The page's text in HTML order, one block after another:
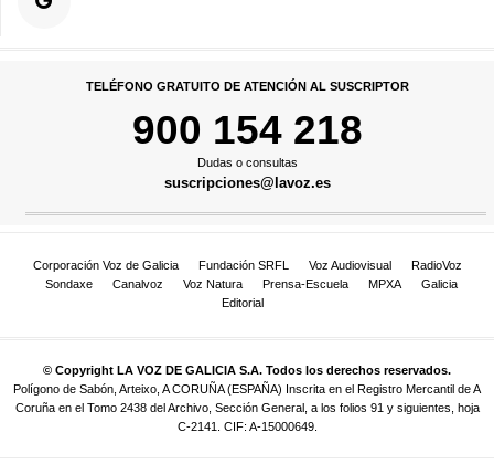
TELÉFONO GRATUITO DE ATENCIÓN AL SUSCRIPTOR
900 154 218
Dudas o consultas
suscripciones@lavoz.es
Corporación Voz de Galicia Fundación SRFL Voz Audiovisual
RadioVoz
Sondaxe
Canalvoz Voz Natura Prensa-Escuela MPXA
Galicia
Editorial
© Copyright LA VOZ DE GALICIA S.A. Todos los derechos reservados.
Polígono de Sabón, Arteixo, A CORUÑA (ESPAÑA) Inscrita en el Registro Mercantil de A
Coruña en el Tomo 2438 del Archivo, Sección General, a los folios 91 y siguientes, hoja
C-2141. CIF: A-15000649.